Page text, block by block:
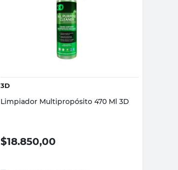
Vista rápida
3D
Limpiador Multipropósito 470 Ml 3D
$18.850,00